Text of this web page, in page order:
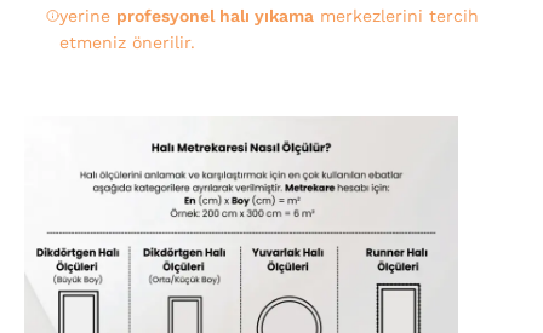
yerine profesyonel halı yıkamamerkezlerini tercih
etmeniz önerilir.